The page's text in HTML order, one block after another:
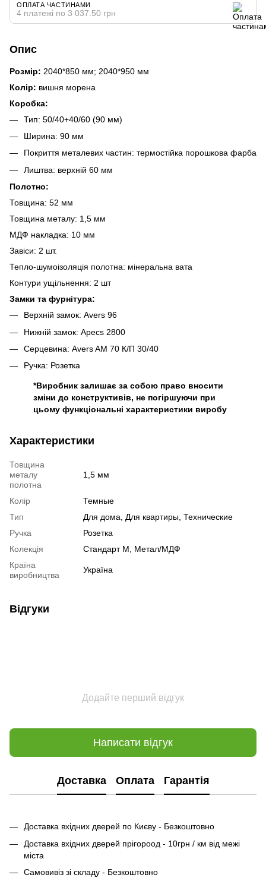
ОПЛАТА ЧАСТИНАМИ
4 платежі по 3 037.50 грн
Опис
Розмір: 2040*850 мм; 2040*950 мм
Колір: вишня морена
Коробка:
Тип: 50/40+40/60 (90 мм)
Ширина: 90 мм
Покриття металевих частин: термостійка порошкова фарба
Лиштва: верхній 60 мм
Полотно:
Товщина: 52 мм
Товщина металу: 1,5 мм
МДФ накладка: 10 мм
Завіси: 2 шт.
Тепло-шумоізоляція полотна: мінеральна вата
Контури ущільнення: 2 шт
Замки та фурнітура:
Верхній замок: Avers 96
Нижній замок: Apecs 2800
Серцевина: Avers AM 70 К/П 30/40
Ручка: Розетка
*Виробник залишає за собою право вносити
зміни до конструктивів, не погіршуючи при
цьому функціональні характеристики виробу
Характеристики
Товщина
металу
полотна
1,5 мм
Колір
Темные
Тип
Для дома, Для квартиры, Технические
Ручка
Розетка
Колекція
Стандарт М, Метал/МДФ
Країна
виробництва
Україна
Відгуки
Додайте перший відгук
Написати відгук
Доставка Оплата Гарантія
Доставка вхідних дверей по Києву - Безкоштовно
Доставка вхідних дверей прігороод - 10грн / км від межі
міста
Самовивіз зі складу - Безкоштовно